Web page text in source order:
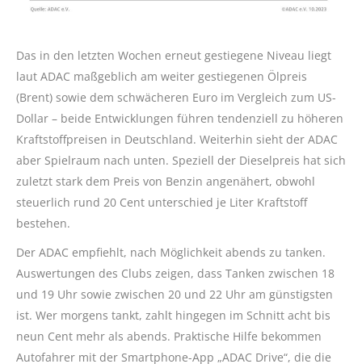
Das in den letzten Wochen erneut gestiegene Niveau liegt
laut ADAC maßgeblich am weiter gestiegenen Ölpreis
(Brent) sowie dem schwächeren Euro im Vergleich zum US-
Dollar – beide Entwicklungen führen tendenziell zu höheren
Kraftstoffpreisen in Deutschland. Weiterhin sieht der ADAC
aber Spielraum nach unten. Speziell der Dieselpreis hat sich
zuletzt stark dem Preis von Benzin angenähert, obwohl
steuerlich rund 20 Cent unterschied je Liter Kraftstoff
bestehen.
Der ADAC empfiehlt, nach Möglichkeit abends zu tanken.
Auswertungen des Clubs zeigen, dass Tanken zwischen 18
und 19 Uhr sowie zwischen 20 und 22 Uhr am günstigsten
ist. Wer morgens tankt, zahlt hingegen im Schnitt acht bis
neun Cent mehr als abends. Praktische Hilfe bekommen
Autofahrer mit der Smartphone-App „ADAC Drive“, die die